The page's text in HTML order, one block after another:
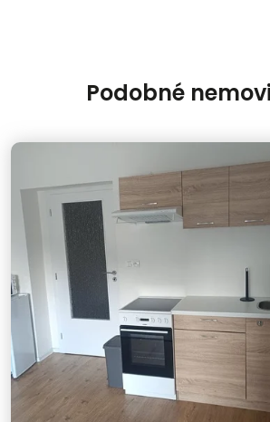
Podobné